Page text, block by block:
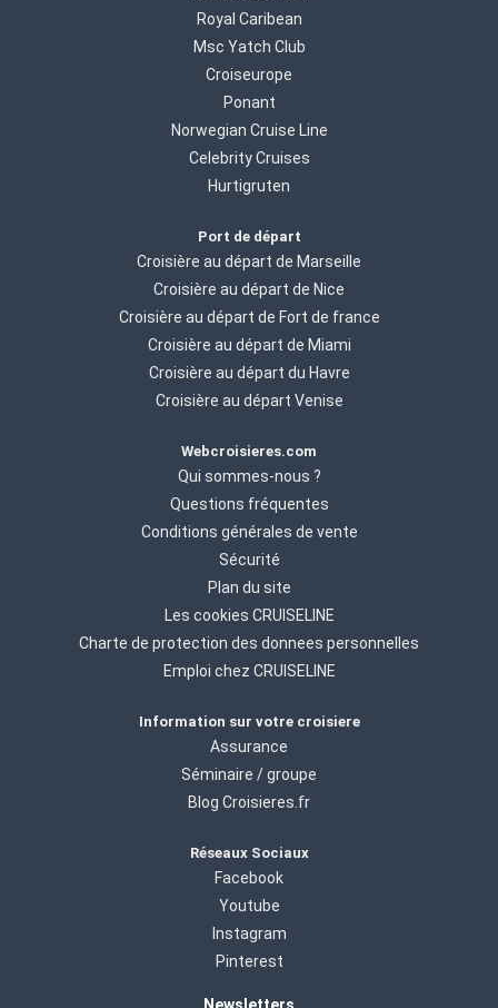
Royal Caribean
Msc Yatch Club
Croiseurope
Ponant
Norwegian Cruise Line
Celebrity Cruises
Hurtigruten
Port de départ
Croisière au départ de Marseille
Croisière au départ de Nice
Croisière au départ de Fort de france
Croisière au départ de Miami
Croisière au départ du Havre
Croisière au départ Venise
Webcroisieres.com
Qui sommes-nous ?
Questions fréquentes
Conditions générales de vente
Sécurité
Plan du site
Les cookies CRUISELINE
Charte de protection des donnees personnelles
Emploi chez CRUISELINE
Information sur votre croisiere
Assurance
Séminaire / groupe
Blog Croisieres.fr
Réseaux Sociaux
Facebook
Youtube
Instagram
Pinterest